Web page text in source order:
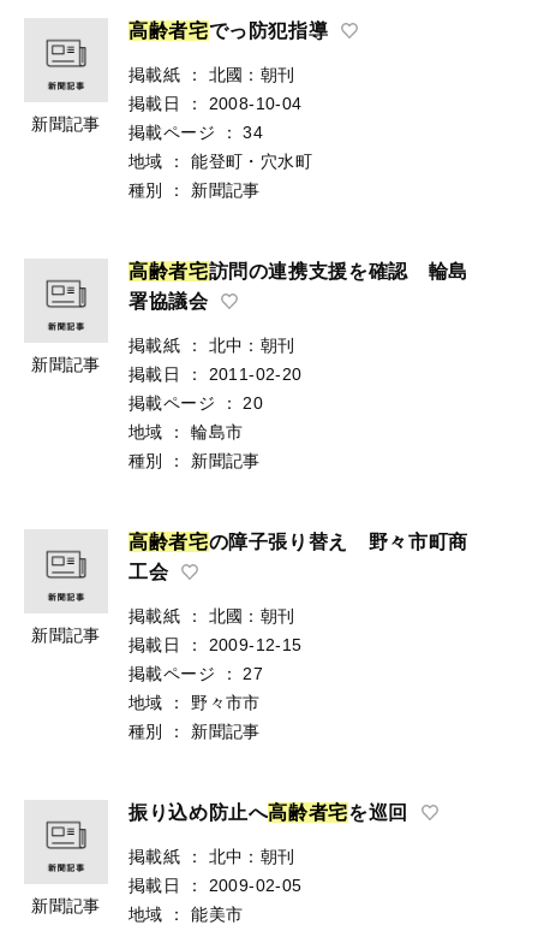
新聞記事
高齢者宅でっ防犯指導
掲載紙 ：
北國：朝刊
掲載日
：
2008-10-04
掲載ページ
：
34
地域
：
能登町・穴水町
種別
： 新聞記事
新聞記事
高齢者宅訪問の連携支援を確認 輪島
署協議会
掲載紙 ：
北中：朝刊
掲載日
：
2011-02-20
掲載ページ
：
20
地域
：
輪島市
種別
： 新聞記事
新聞記事
高齢者宅の障子張り替え 野々市町商
工会
掲載紙 ：
北國：朝刊
掲載日
：
2009-12-15
掲載ページ
：
27
地域
：
野々市市
種別
： 新聞記事
新聞記事
振り込め防止へ高齢者宅を巡回
掲載紙 ：
北中：朝刊
掲載日
：
2009-02-05
地域
：
能美市